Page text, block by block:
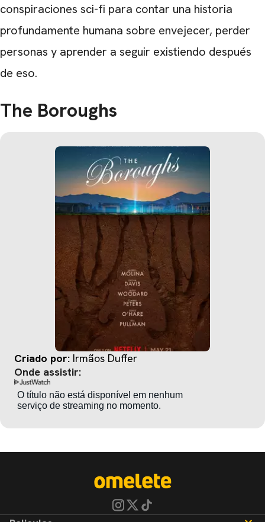
conspiraciones sci-fi para contar una historia
profundamente humana sobre envejecer, perder
personas y aprender a seguir existiendo después
de eso.
The Boroughs
Criado por: Irmãos Duffer
Onde assistir: